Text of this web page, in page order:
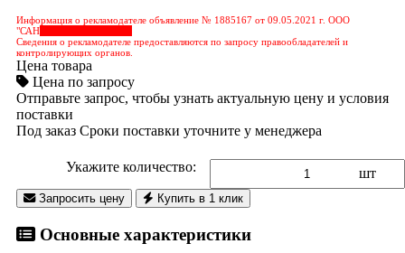
Информация о рекламодателе объявление № 1885167 от 09.05.2021 г. ООО
"САН
Сведения о рекламодателе предоставляются по запросу правообладателей и
контролирующих органов.
Цена товара
Цена по запросу
Отправьте запрос, чтобы узнать актуальную цену и условия
поставки
Под заказ Сроки поставки уточните у менеджера
Укажите количество: шт
Запросить цену Купить в 1 клик
Основные характеристики